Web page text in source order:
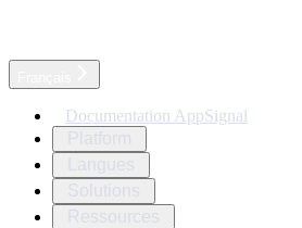
Documentation AppSignal